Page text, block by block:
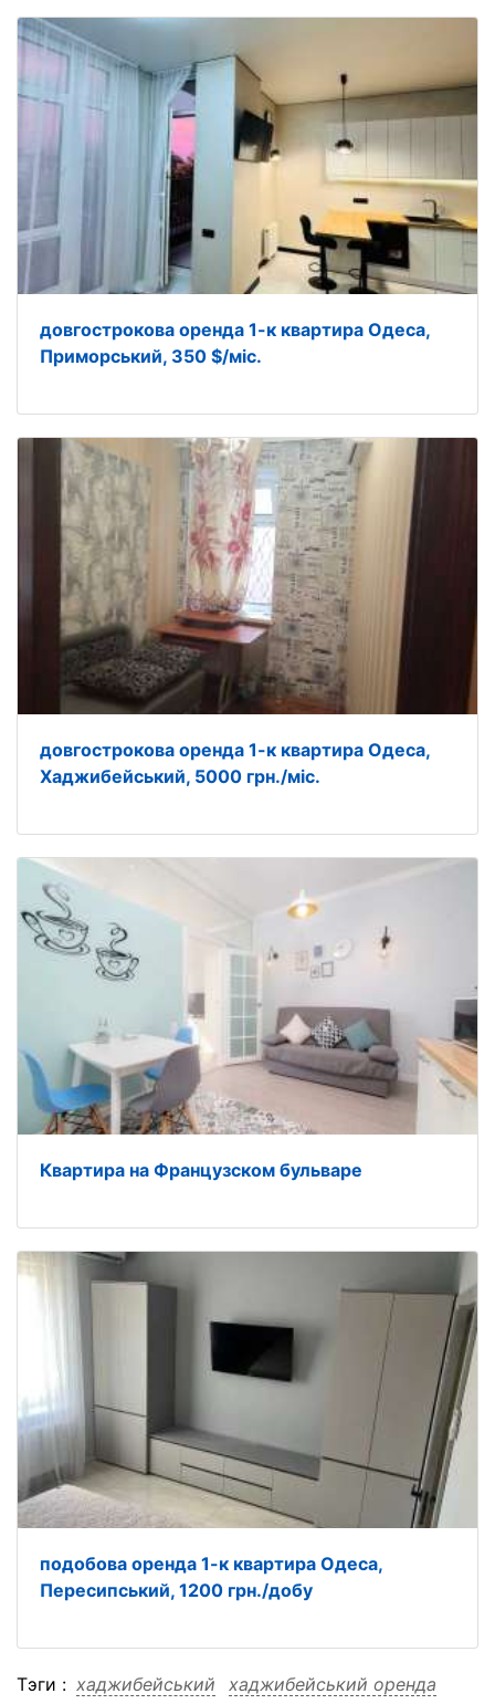
довгострокова оренда 1-к квартира Одеса,
Приморський, 350 $/міс.
довгострокова оренда 1-к квартира Одеса,
Хаджибейський, 5000 грн./міс.
Квартира на Французском бульваре
подобова оренда 1-к квартира Одеса,
Пересипський, 1200 грн./добу
Тэги : хаджибейський хаджибейський оренда